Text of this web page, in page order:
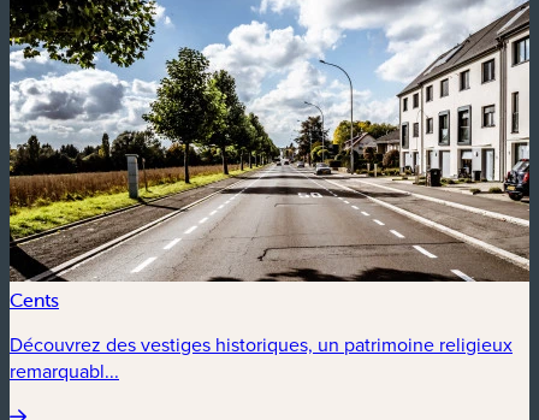
Cents
Découvrez des vestiges historiques, un patrimoine religieux
remarquabl...